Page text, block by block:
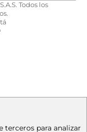
Todos los
terceros para analizar